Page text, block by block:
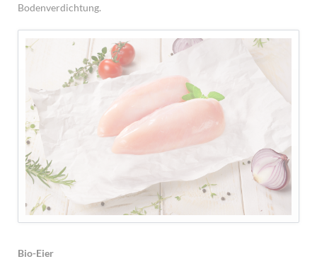
Bodenverdichtung.
Bio-Eier